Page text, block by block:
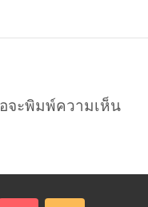
จะพิมพ์ความเห็น